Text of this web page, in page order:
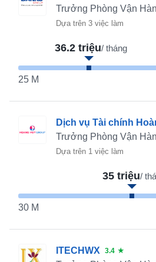
Trưởng Phòng Vận
Dựa trên 3 việc làm
36.2 triệu/ tháng
25 M
Dịch vụ Tài chính
Trưởng Phòng Vận
Dựa trên 1 việc làm
35 triệu/
30 M
ITECHWX 3.4 ★